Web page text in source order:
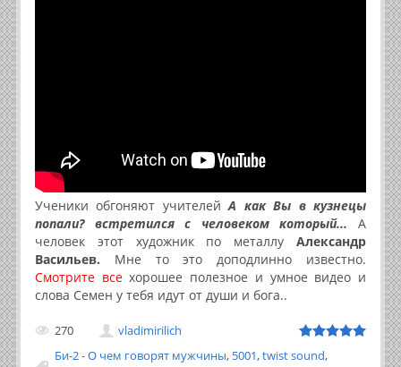
Ученики обгоняют учителейА как Вы в кузнецы
попали? встретился с человеком который... А
человек этот художник по металлу Александр
Васильев. Мне то это доподлинно известно.
Смотрите всехорошее полезное и умное видео и
слова Семен у тебя идут от души и бога..
270
vladimirilich
Би-2 - О чем говорят мужчины, 5001,twist sound,